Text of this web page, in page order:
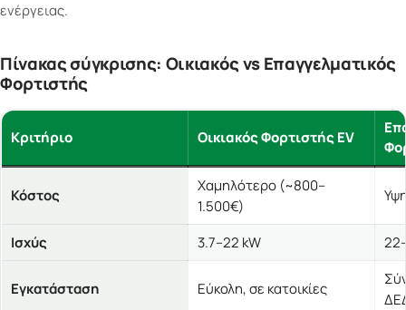
ενέργειας.
Πίνακας σύγκρισης: Οικιακός vs Επαγγελματικός
Φορτιστής
Κριτήριο Οικιακός Φορτιστής EV
Κόστος
Χαμηλότερο (~800–
1.500€)
Ισχύς 3.7–22 kW
Εγκατάσταση Εύκολη, σε κατοικίες